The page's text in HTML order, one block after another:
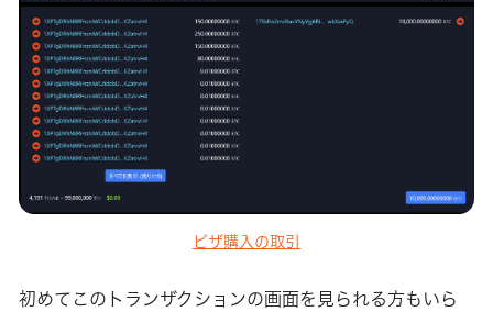
ピザ購入の取引
初めてこのトランザクションの画面を見られる方もいら